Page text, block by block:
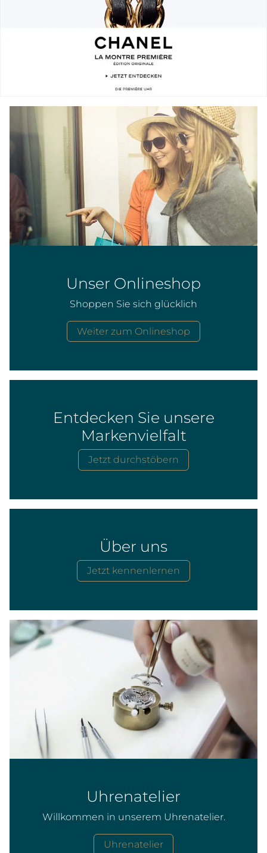
Unser Onlineshop
Shoppen Sie sich glücklich
Weiter zum Onlineshop
Entdecken Sie unsere
Markenvielfalt
Jetzt durchstöbern
Über uns
Jetzt kennenlernen
Uhrenatelier
Willkommen in unserem Uhrenatelier.
Uhrenatelier